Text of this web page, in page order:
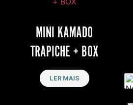
MINI KAMADO
TRAPICHE + BOX
LER MAIS